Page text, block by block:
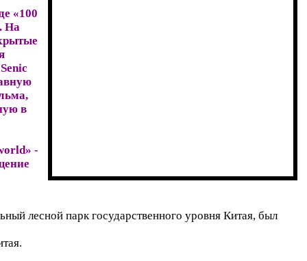
«100
На
в
-
лесной парк государственного уровня Китая, был